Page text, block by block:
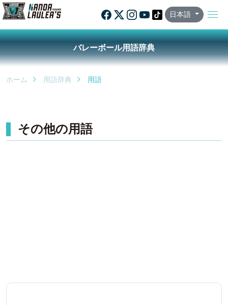
日本語
バレーボール用語辞典
ホーム 用語辞典 用語
その他の用語